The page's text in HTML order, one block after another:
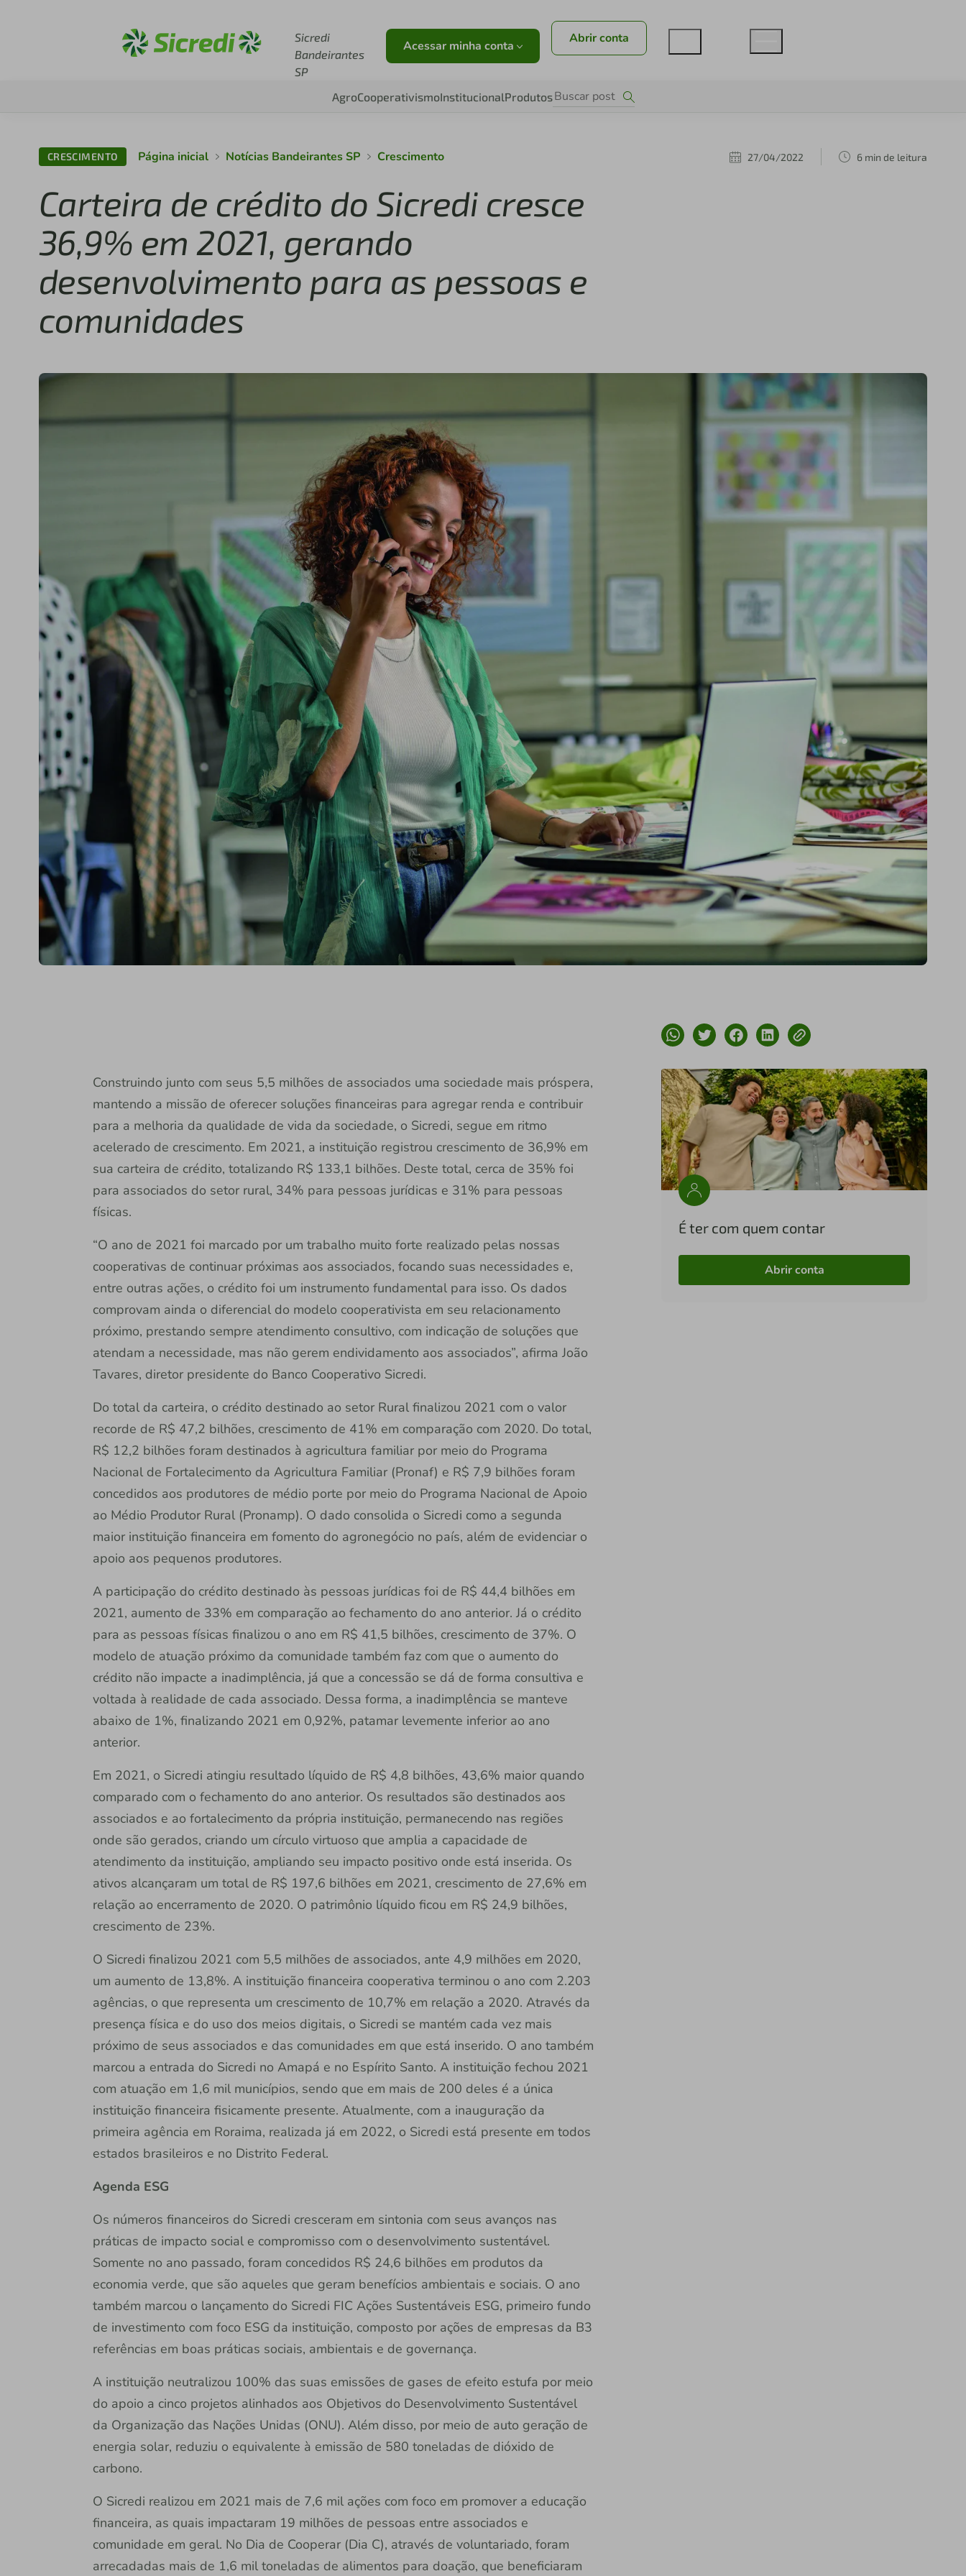
Sicredi
Bandeirantes
SP
Acessar minha conta Abrir conta
AgroCooperativismoInstitucionalProdutos
CRESCIMENTO Página inicial Notícias Bandeirantes SP Crescimento 27/04/2022 6 min de leitura
Carteira de crédito do Sicredi cresce
36,9% em 2021, gerando
desenvolvimento para as pessoas e
comunidades
Construindo junto com seus 5,5 milhões de associados uma sociedade mais próspera,
mantendo a missão de oferecer soluções financeiras para agregar renda e contribuir
para a melhoria da qualidade de vida da sociedade, o Sicredi, segue em ritmo
acelerado de crescimento. Em 2021, a instituição registrou crescimento de 36,9% em
sua carteira de crédito, totalizando R$ 133,1 bilhões. Deste total, cerca de 35% foi
para associados do setor rural, 34% para pessoas jurídicas e 31% para pessoas
físicas.
“O ano de 2021 foi marcado por um trabalho muito forte realizado pelas nossas
cooperativas de continuar próximas aos associados, focando suas necessidades e,
entre outras ações, o crédito foi um instrumento fundamental para isso. Os dados
comprovam ainda o diferencial do modelo cooperativista em seu relacionamento
próximo, prestando sempre atendimento consultivo, com indicação de soluções que
atendam a necessidade, mas não gerem endividamento aos associados”, afirma João
Tavares, diretor presidente do Banco Cooperativo Sicredi.
Do total da carteira, o crédito destinado ao setor Rural finalizou 2021 com o valor
recorde de R$ 47,2 bilhões, crescimento de 41% em comparação com 2020. Do total,
R$ 12,2 bilhões foram destinados à agricultura familiar por meio do Programa
Nacional de Fortalecimento da Agricultura Familiar (Pronaf) e R$ 7,9 bilhões foram
concedidos aos produtores de médio porte por meio do Programa Nacional de Apoio
ao Médio Produtor Rural (Pronamp). O dado consolida o Sicredi como a segunda
maior instituição financeira em fomento do agronegócio no país, além de evidenciar o
apoio aos pequenos produtores.
A participação do crédito destinado às pessoas jurídicas foi de R$ 44,4 bilhões em
2021, aumento de 33% em comparação ao fechamento do ano anterior. Já o crédito
para as pessoas físicas finalizou o ano em R$ 41,5 bilhões, crescimento de 37%. O
modelo de atuação próximo da comunidade também faz com que o aumento do
crédito não impacte a inadimplência, já que a concessão se dá de forma consultiva e
voltada à realidade de cada associado. Dessa forma, a inadimplência se manteve
abaixo de 1%, finalizando 2021 em 0,92%, patamar levemente inferior ao ano
anterior.
Em 2021, o Sicredi atingiu resultado líquido de R$ 4,8 bilhões, 43,6% maior quando
comparado com o fechamento do ano anterior. Os resultados são destinados aos
associados e ao fortalecimento da própria instituição, permanecendo nas regiões
onde são gerados, criando um círculo virtuoso que amplia a capacidade de
atendimento da instituição, ampliando seu impacto positivo onde está inserida. Os
ativos alcançaram um total de R$ 197,6 bilhões em 2021, crescimento de 27,6% em
relação ao encerramento de 2020. O patrimônio líquido ficou em R$ 24,9 bilhões,
crescimento de 23%.
O Sicredi finalizou 2021 com 5,5 milhões de associados, ante 4,9 milhões em 2020,
um aumento de 13,8%. A instituição financeira cooperativa terminou o ano com 2.203
agências, o que representa um crescimento de 10,7% em relação a 2020. Através da
presença física e do uso dos meios digitais, o Sicredi se mantém cada vez mais
próximo de seus associados e das comunidades em que está inserido. O ano também
marcou a entrada do Sicredi no Amapá e no Espírito Santo. A instituição fechou 2021
com atuação em 1,6 mil municípios, sendo que em mais de 200 deles é a única
instituição financeira fisicamente presente. Atualmente, com a inauguração da
primeira agência em Roraima, realizada já em 2022, o Sicredi está presente em todos
estados brasileiros e no Distrito Federal.
Agenda ESG
Os números financeiros do Sicredi cresceram em sintonia com seus avanços nas
práticas de impacto social e compromisso com o desenvolvimento sustentável.
Somente no ano passado, foram concedidos R$ 24,6 bilhões em produtos da
economia verde, que são aqueles que geram benefícios ambientais e sociais. O ano
também marcou o lançamento do Sicredi FIC Ações Sustentáveis ESG, primeiro fundo
de investimento com foco ESG da instituição, composto por ações de empresas da B3
referências em boas práticas sociais, ambientais e de governança.
A instituição neutralizou 100% das suas emissões de gases de efeito estufa por meio
do apoio a cinco projetos alinhados aos Objetivos do Desenvolvimento Sustentável
da Organização das Nações Unidas (ONU). Além disso, por meio de auto geração de
energia solar, reduziu o equivalente à emissão de 580 toneladas de dióxido de
carbono.
O Sicredi realizou em 2021 mais de 7,6 mil ações com foco em promover a educação
financeira, as quais impactaram 19 milhões de pessoas entre associados e
comunidade em geral. No Dia de Cooperar (Dia C), através de voluntariado, foram
arrecadadas mais de 1,6 mil toneladas de alimentos para doação, que beneficiaram
É ter com quem contar
Abrir conta